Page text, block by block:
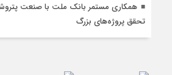
همکاری مستمر بانک ملت با صنعت
تحقق پروژه‌های بزرگ